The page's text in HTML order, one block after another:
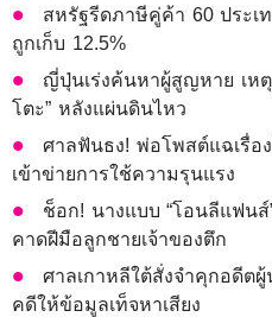
สหรัฐรีดภาษีคู่ค้า 60 ประเ
ถูกเก็บ 12.5%
ญี่ปุ่นเร่งค้นหาผู้สูญหาย เห
โตะ” หลังแผ่นดินไหว
ศาลฟันธง! พ่อโพสต์แฉเรื่อ
เข้าข่ายการใช้ความรุนแรง
ช็อก! นางแบบ “โอนลีแฟนส์
คาดฝีมือลูกชายเจ้าของตึก
ศาลเกาหลีใต้สั่งจำคุกอดีต
คดีให้ข้อมูลเท็จหาเสียง